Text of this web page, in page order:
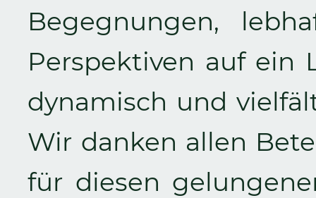
Begegnungen,
Perspektiven auf ein
dynamisch und
Wir danken allen
für diesen